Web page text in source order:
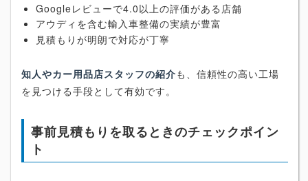
Googleレビューで4.0以上の評価がある店舗
アウディを含む輸入車整備の実績が豊富
見積もりが明朗で対応が丁寧
知人やカー用品店スタッフの紹介も、信頼性の高い工場
を見つける手段として有効です。
事前見積もりを取るときのチェックポイン
ト